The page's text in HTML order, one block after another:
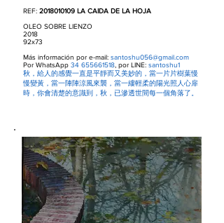
REF: 2018010109 LA CAIDA DE LA HOJA
OLEO SOBRE LIENZO
2018
92x73
Más información por e-mail: santoshu056@gmail.com
Por WhatsApp 34 655661518 , por LINE: santoshu1
秋，給人的感覺一直是平靜而又美妙的，當一片片樹葉慢
慢變黃，當一陣陣涼風來襲，當一縷輕柔的陽光照人心扉
時，你會清楚的意識到，秋，已滲透世間每一個角落了。